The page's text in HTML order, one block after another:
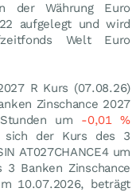
der Währung Euro
aufgelegt und wird
Welt Euro
R Kurs (07.08.26)
Zinschance 2027
um -0,01%
sich der Kurs des 3
AT027CHANCE4 um
Banken Zinschance
10.07.2026, beträgt